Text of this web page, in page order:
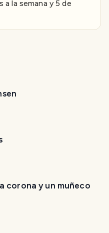
a la semana y 5 de
corona y un muñeco